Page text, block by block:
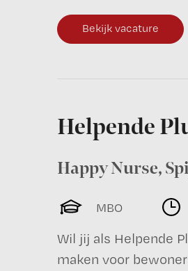
Bekijk vacature
Helpende
Happy Nurse,
MBO
Wil jij als Helpende
maken voor